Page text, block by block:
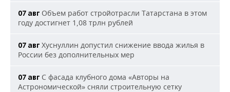
07 авг Объем работ стройотрасли Татарстана в этом
году достигнет 1,08 трлн рублей
07 авг Хуснуллин допустил снижение ввода жилья в
России без дополнительных мер
07 авг С фасада клубного дома «Авторы на
Астрономической» сняли строительную сетку